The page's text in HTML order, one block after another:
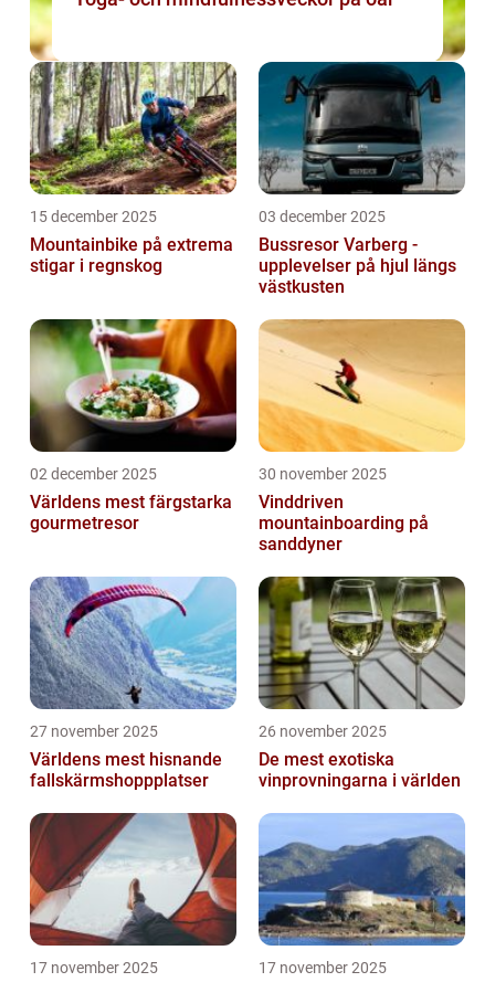
15 december 2025
Mountainbike på extrema
stigar i regnskog
03 december 2025
Bussresor Varberg -
upplevelser på hjul längs
västkusten
02 december 2025
Världens mest färgstarka
gourmetresor
30 november 2025
Vinddriven
mountainboarding på
sanddyner
27 november 2025
Världens mest hisnande
fallskärmshoppplatser
26 november 2025
De mest exotiska
vinprovningarna i världen
17 november 2025 17 november 2025